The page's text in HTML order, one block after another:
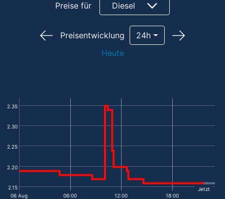
Preise für Diesel
Preisentwicklung
24h
Heute
2.15
2.20
2.25
2.30
2.35
06 Aug 06:00 12:00 18:00
Jetzt